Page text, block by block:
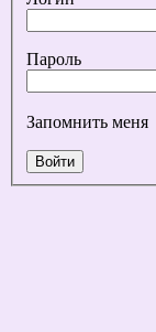
Пароль
Запомнить меня